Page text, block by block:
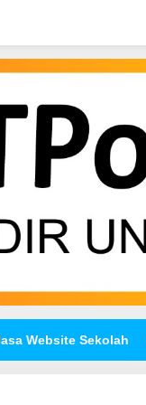
Website Sekolah